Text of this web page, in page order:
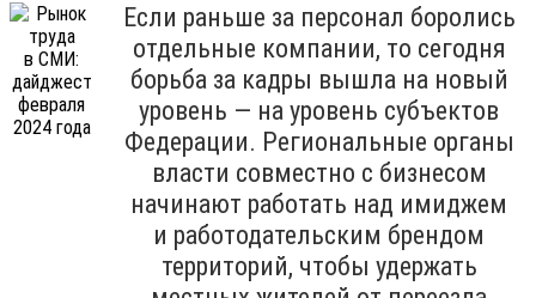
Если раньше за персонал боролись
отдельные компании, то сегодня
борьба за кадры вышла на новый
уровень — на уровень субъектов
Федерации. Региональные органы
власти совместно с бизнесом
начинают работать над имиджем
и работодательским брендом
территорий, чтобы удержать